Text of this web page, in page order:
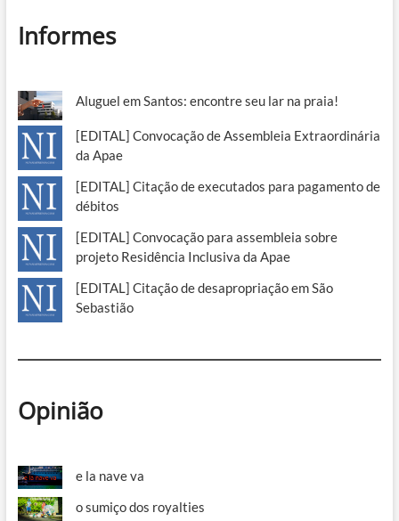
Informes
Aluguel em Santos: encontre seu lar na praia!
[EDITAL] Convocação de Assembleia Extraordinária
da Apae
[EDITAL] Citação de executados para pagamento de
débitos
[EDITAL] Convocação para assembleia sobre
projeto Residência Inclusiva da Apae
[EDITAL] Citação de desapropriação em São
Sebastião
Opinião
e la nave va
o sumiço dos royalties